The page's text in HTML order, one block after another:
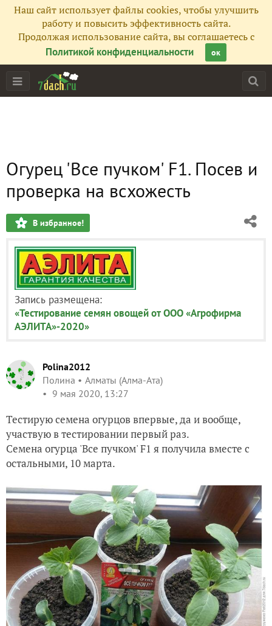
Наш сайт использует файлы cookies, чтобы улучшить
работу и повысить эффективность сайта.
Продолжая использование сайта, вы соглашаетесь с
Политикой конфиденциальности
ок
Огурец 'Все пучком' F1. Посев и
проверка на всхожесть
В избранное!
Запись размещена:
«Тестирование семян овощей от ООО «Агрофирма
АЭЛИТА»-2020»
Polina2012
Полина
Алматы (Алма-Ата)
9 мая 2020, 13:27
Тестирую семена огурцов впервые, да и вообще,
участвую в тестировании первый раз.
Семена огурца 'Все пучком' F1 я получила вместе с
остальными, 10 марта.